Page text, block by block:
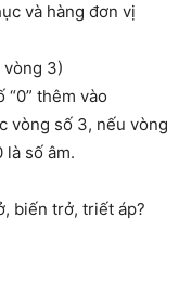
và hàng đơn vị
vòng 3)
thêm vào
vòng số 3, nếu vòng
là số âm.